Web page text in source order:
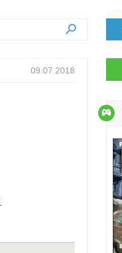
09.07.2018